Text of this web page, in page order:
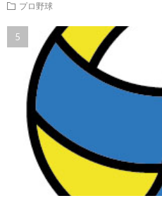
プロ野球